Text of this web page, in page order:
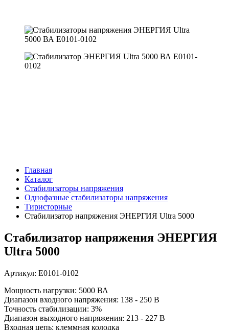
Главная
Каталог
Стабилизаторы напряжения
Однофазные стабилизаторы напряжения
Тиристорные
Стабилизатор напряжения ЭНЕРГИЯ Ultra 5000
Стабилизатор напряжения ЭНЕРГИЯ
Ultra 5000
Артикул: Е0101-0102
Мощность нагрузки: 5000 ВА
Диапазон входного напряжения: 138 - 250 В
Точность стабилизации: 3%
Диапазон выходного напряжения: 213 - 227 В
Входная цепь: клеммная колодка